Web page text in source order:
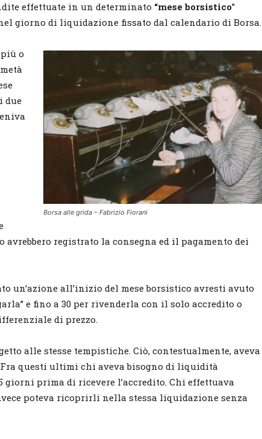
effettuate in un determinato “mese borsistico”
giorno di liquidazione fissato dal calendario di Borsa.
Borsa alle grida – Fabrizio Fiorani
o
due
avrebbero registrato la consegna ed il pagamento dei
un’azione all’inizio del mese borsistico avresti avuto
e fino a 30 per rivenderla con il solo accredito o
di prezzo.
alle stesse tempistiche. Ciò, contestualmente, aveva
questi ultimi chi aveva bisogno di liquidità
giorni prima di ricevere l’accredito. Chi effettuava
poteva ricoprirli nella stessa liquidazione senza